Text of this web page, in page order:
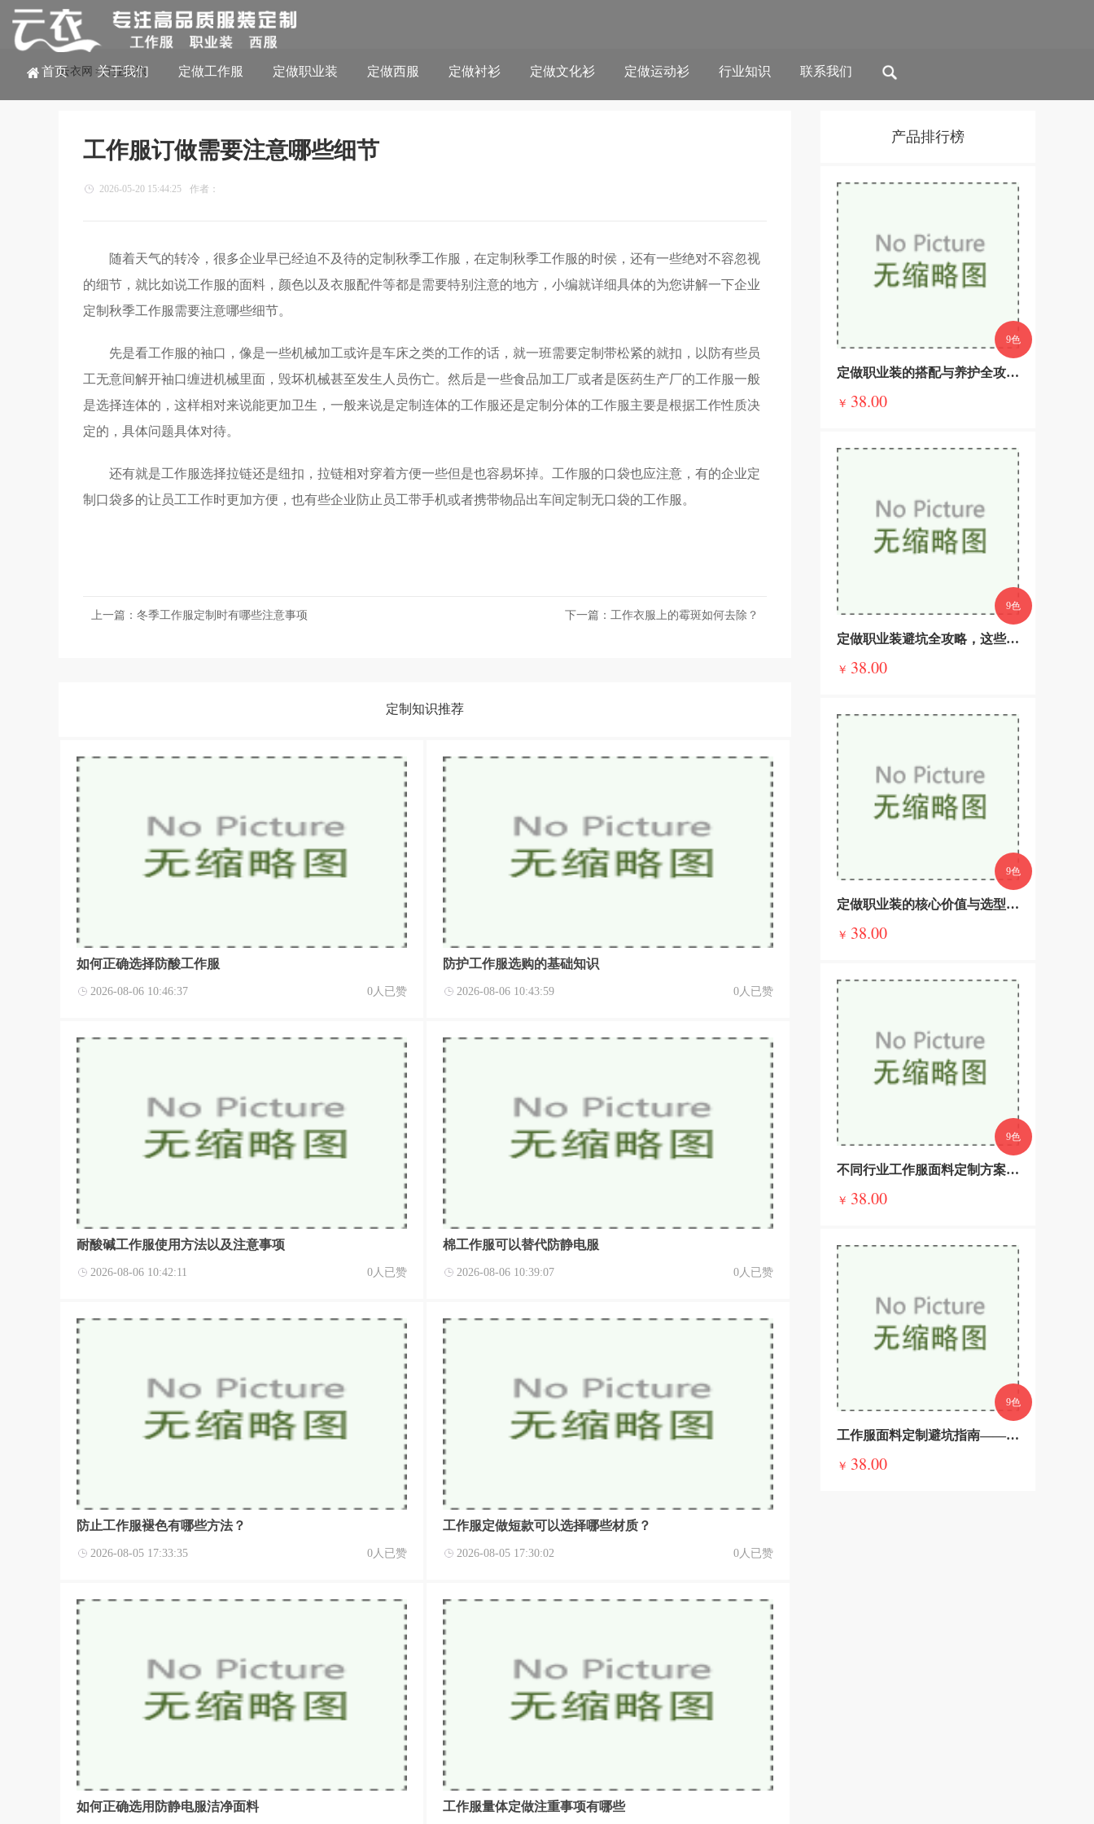
首页 关于我们 定做工作服 定做职业装 定做西服 定做衬衫 定做文化衫 定做运动衫 行业知识 联系我们
云衣网 >行业知识
工作服订做需要注意哪些细节
2026-05-20 15:44:25 作者：
随着天气的转冷，很多企业早已经迫不及待的定制秋季工作服，在定制秋季工作服的时侯，还有一些绝对不容忽视
的细节，就比如说工作服的面料，颜色以及衣服配件等都是需要特别注意的地方，小编就详细具体的为您讲解一下企业
定制秋季工作服需要注意哪些细节。
先是看工作服的袖口，像是一些机械加工或许是车床之类的工作的话，就一班需要定制带松紧的就扣，以防有些员
工无意间解开袖口缠进机械里面，毁坏机械甚至发生人员伤亡。然后是一些食品加工厂或者是医药生产厂的工作服一般
是选择连体的，这样相对来说能更加卫生，一般来说是定制连体的工作服还是定制分体的工作服主要是根据工作性质决
定的，具体问题具体对待。
还有就是工作服选择拉链还是纽扣，拉链相对穿着方便一些但是也容易坏掉。工作服的口袋也应注意，有的企业定
制口袋多的让员工工作时更加方便，也有些企业防止员工带手机或者携带物品出车间定制无口袋的工作服。
上一篇： 冬季工作服定制时有哪些注意事项 下一篇： 工作衣服上的霉斑如何去除？
定制知识推荐
如何正确选择防酸工作服
2026-08-06 10:46:37 0人已赞
防护工作服选购的基础知识
2026-08-06 10:43:59 0人已赞
耐酸碱工作服使用方法以及注意事项
2026-08-06 10:42:11 0人已赞
棉工作服可以替代防静电服
2026-08-06 10:39:07 0人已赞
防止工作服褪色有哪些方法？
2026-08-05 17:33:35 0人已赞
工作服定做短款可以选择哪些材质？
2026-08-05 17:30:02 0人已赞
如何正确选用防静电服洁净面料 工作服量体定做注重事项有哪些
产品排行榜
9色
定做职业装的搭配与养护全攻略，穿得得体，用得持久
￥ 38.00
9色
定做职业装避坑全攻略，这些套路必警惕，不花冤枉钱
￥ 38.00
9色
定做职业装的核心价值与选型指南，告别千篇一律，彰显企业与个人质感
￥ 38.00
9色
不同行业工作服面料定制方案——精准适配，彰显企业实力
￥ 38.00
9色
工作服面料定制避坑指南——这些误区一定要避开
￥ 38.00